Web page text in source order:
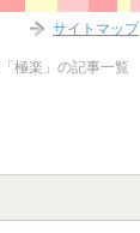
極楽」の記事一覧
サイトマップ